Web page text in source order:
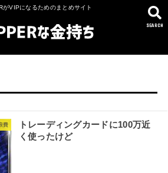
がVIPになるためのまとめサイト
SEARCH
費
トレーディングカードに100万近
く使ったけど